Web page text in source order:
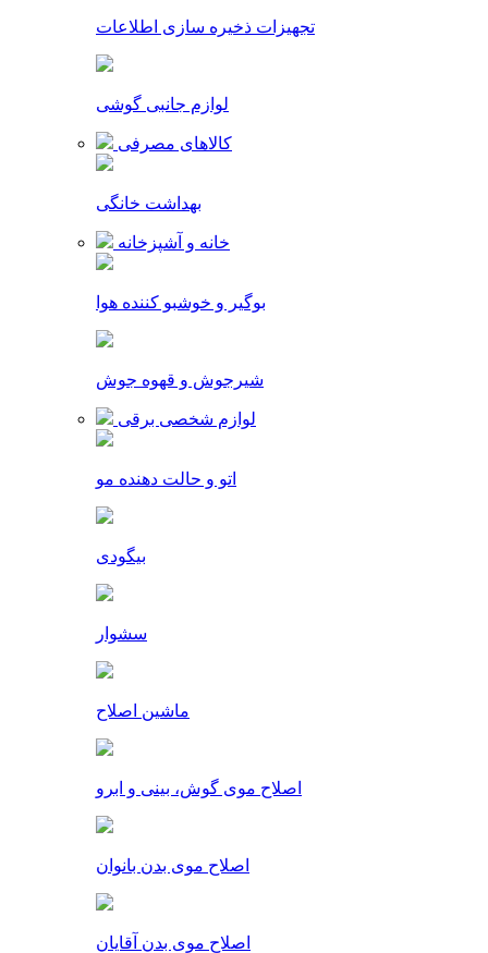
تجهیزات ذخیره سازی اطلاعات
لوازم جانبی گوشی
کالاهای مصرفی
بهداشت خانگی
خانه و آشپزخانه
بوگیر و خوشبو کننده هوا
شیرجوش و قهوه جوش
لوازم شخصی برقی
اتو و حالت دهنده مو
بیگودی
سشوار
ماشین اصلاح
اصلاح موی گوش، بینی و ابرو
اصلاح موی بدن بانوان
اصلاح موی بدن آقایان